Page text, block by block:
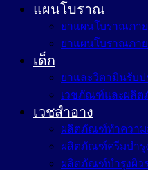
แผนโบราณ
ยาแผนโบราณภา
ยาแผนโบราณภา
เด็ก
ยาและวิตามินรับป
เวชภัณฑ์และผลิต
เวชสำอาง
ผลิตภัณฑ์ทำความ
ผลิตภัณฑ์ครีมบำรุ
ผลิตภัณฑ์บำรุงผิว